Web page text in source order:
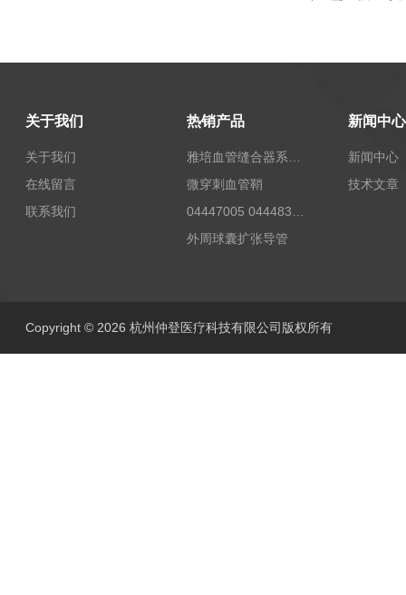
关于我们
关于我们
在线留言
联系我们
热销产品
微穿刺血管鞘
外周球囊扩张导管
新闻中心
新闻中心
技术文章
Copyright © 2026 杭州仲登医疗科技有限公司版权所有